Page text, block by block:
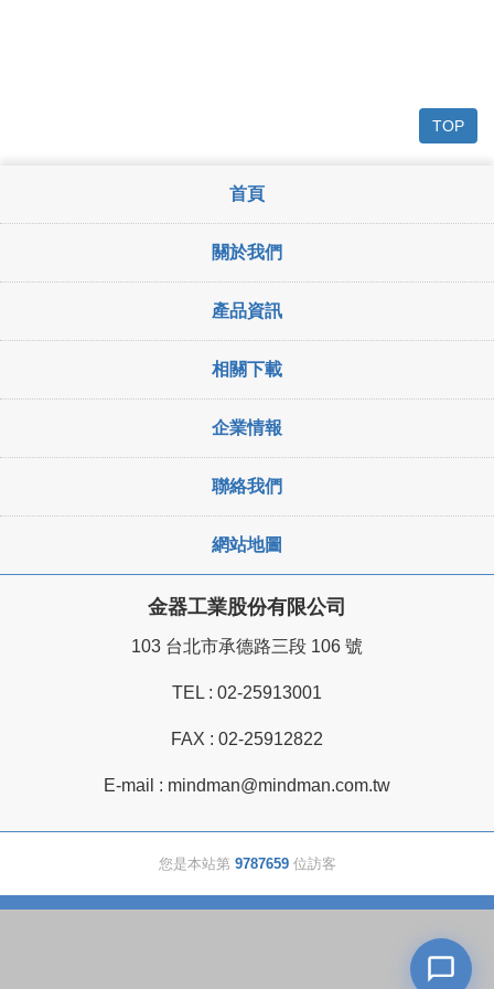
TOP
首頁
關於我們
產品資訊
相關下載
企業情報
聯絡我們
網站地圖
金器工業股份有限公司
103 台北市承德路三段 106 號
TEL : 02-25913001
FAX : 02-25912822
E-mail : mindman@mindman.com.tw
您是本站第 9787659位訪客